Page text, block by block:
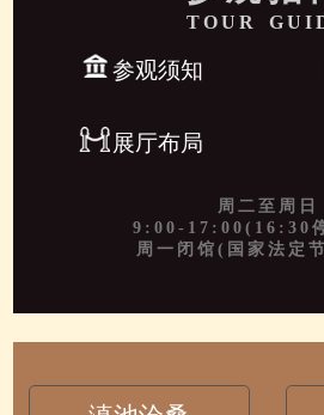
TOUR
参观须知
展厅布局
周二至周日
9:00-17:00(16:30
周一闭馆(国家法定